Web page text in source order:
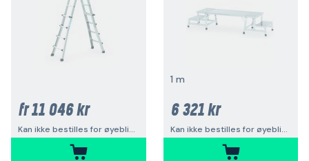
fr11 046 kr
Kan ikke bestilles for øyeblikket
1 m
6 321 kr
Kan ikke bestilles for øyeblikket